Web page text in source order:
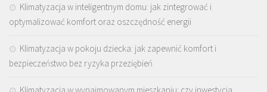
Klimatyzacja w inteligentnym domu: jak zintegrować i
optymalizować komfort oraz oszczędność energii
Klimatyzacja w pokoju dziecka: jak zapewnić komfort i
bezpieczeństwo bez ryzyka przeziębień
Klimatyzacja w wynajmowanym mieszkaniu: czy inwestycja